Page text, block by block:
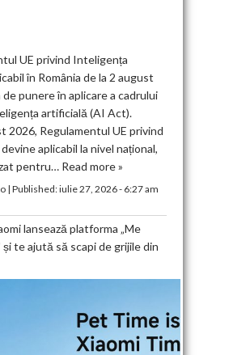
UE privind Inteligența
în România de la 2 august
de punere în aplicare a cadrului
artificială (AI Act).
2026, Regulamentul UE privind
aplicabil la nivel național,
pentru… Read more »
| Published:iulie 27, 2026 - 6:27 am
lansează platforma „Me
și te ajută să scapi de grijile din